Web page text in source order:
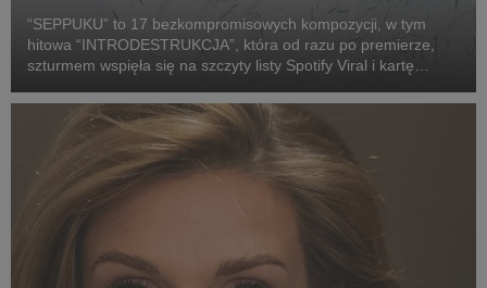
“SEPPUKU” to 17 bezkompromisowych kompozycji, w tym
hitowa “INTRODESTRUKCJA”, która od razu po premierze,
szturmem wspięła się na szczyty listy Spotify Viral i kartę